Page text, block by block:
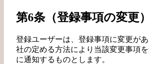
第6条（登録事項の変更）
登録ユーザーは、登録事項に変更が
社の定める方法により当該変更事項
に通知するものとします。